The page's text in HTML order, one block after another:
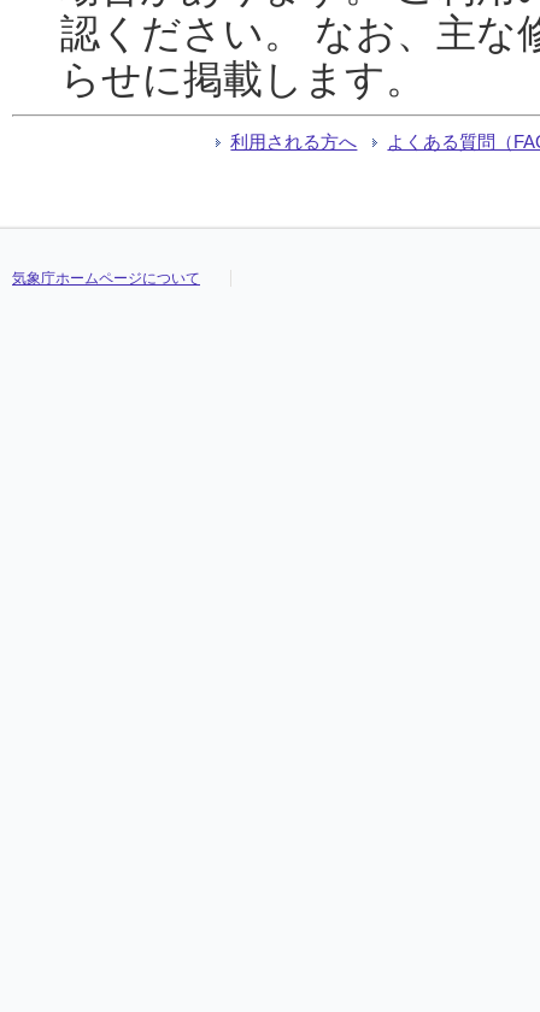
認ください。 なお、主な
らせに掲載します。
利用される方へ よくある質問（
気象庁ホームページについて